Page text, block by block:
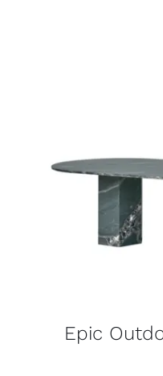
Epic